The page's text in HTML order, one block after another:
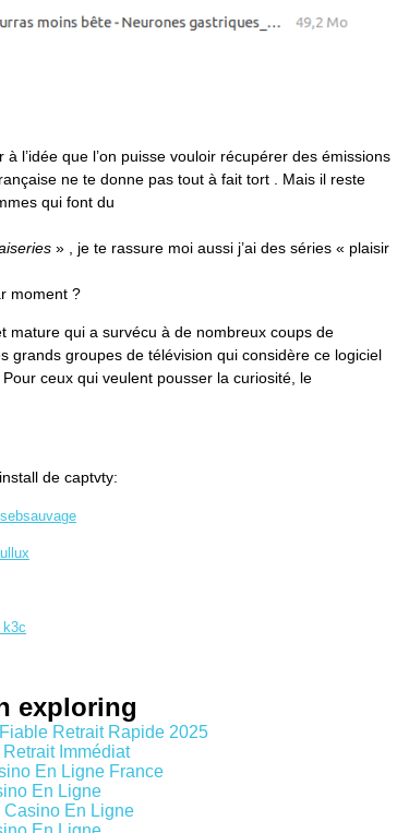
l’idée que l’on puisse vouloir récupérer des émissions
ne te donne pas tout à fait tort . Mais il reste
qui font du
» , je te rassure moi aussi j’ai des séries « plaisir
moment ?
mature qui a survécu à de nombreux coups de
grands groupes de télévision qui considère ce logiciel
ceux qui veulent pousser la curiosité, le
de captvty:
k3c
exploring
Retrait Rapide 2025
Immédiat
En Ligne France
En Ligne
Casino En Ligne